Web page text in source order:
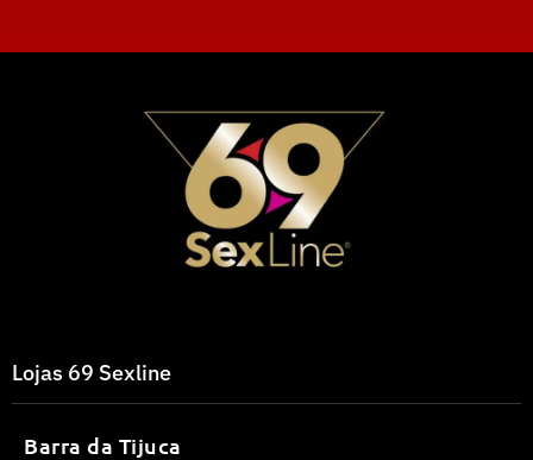
Lojas 69 Sexline
Barra da Tijuca